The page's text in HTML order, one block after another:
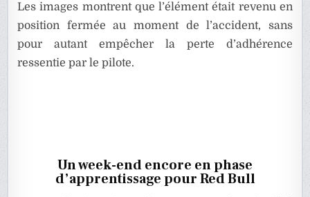
Les images montrent que l’élément était revenu en
position fermée au moment de l’accident, sans
pour autant empêcher la perte d’adhérence
ressentie par le pilote.
Un week-end encore en phase
d’apprentissage pour Red Bull